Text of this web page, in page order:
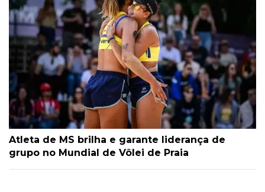
Atleta de MS brilha e garante liderança de
grupo no Mundial de Vôlei de Praia